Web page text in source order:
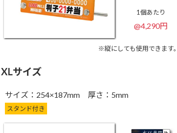
1個あたり
@4,290円
※縦にしても使用できます。
XLサイズ
サイズ：254×187mm 厚さ：5mm
スタンド付き